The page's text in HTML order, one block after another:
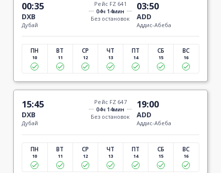
00:35
DXB
Дубай
Рейс FZ 641
04ч 14мин
Без остановок
03:50
ADD
Аддис-Абеба
ПН
10
ВТ
11
СР
12
ЧТ
13
ПТ
14
СБ
15
ВС
16
15:45
DXB
Дубай
Рейс FZ 647
04ч 14мин
Без остановок
19:00
ADD
Аддис-Абеба
ПН
10
ВТ
11
СР
12
ЧТ
13
ПТ
14
СБ
15
ВС
16